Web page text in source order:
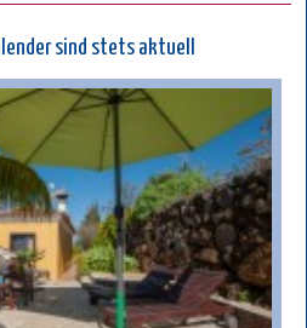
sind stets aktuell